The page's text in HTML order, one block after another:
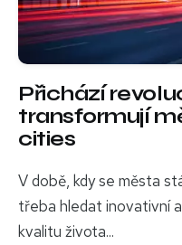
Přichází
transformují
cities
V době, kdy se města
třeba hledat inovativní
kvalitu života...